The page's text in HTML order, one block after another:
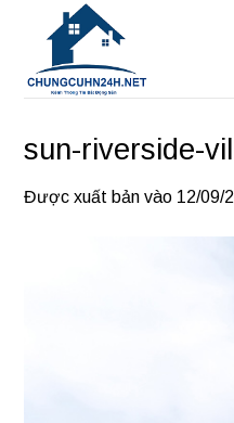
dung
sun-riverside-
Được xuất bản vào 12/09/